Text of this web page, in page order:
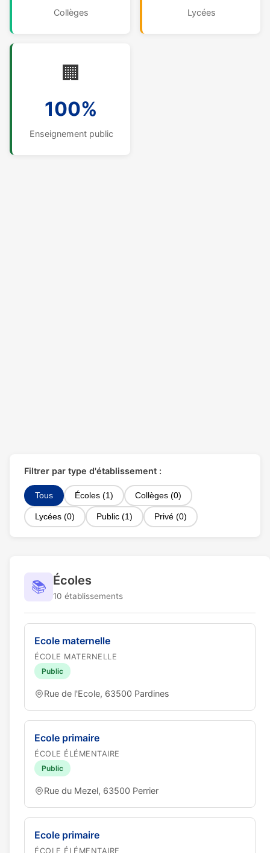
Collèges Lycées
🏢
100%
Enseignement public
Filtrer par type d'établissement :
Tous Écoles (1) Collèges (0)
Lycées (0) Public (1) Privé (0)
📚 Écoles
10 établissements
Ecole maternelle
ÉCOLE MATERNELLE
Public
Rue de l'Ecole, 63500 Pardines
Ecole primaire
ÉCOLE ÉLÉMENTAIRE
Public
Rue du Mezel, 63500 Perrier
Ecole primaire
ÉCOLE ÉLÉMENTAIRE